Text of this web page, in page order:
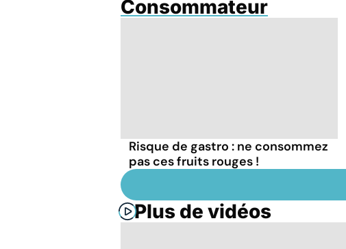
Consommateur
Risque de gastro : ne consommez
pas ces fruits rouges !
Plus de vidéos